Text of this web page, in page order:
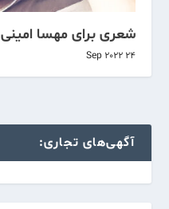
شعری برای مهسا امینی
24 Sep 2022
آگهی‌های تجاری: